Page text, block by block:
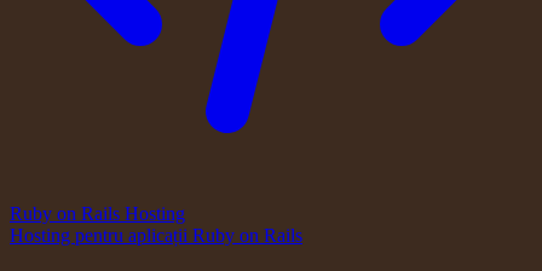
Ruby on Rails Hosting
Hosting pentru aplicații Ruby on Rails